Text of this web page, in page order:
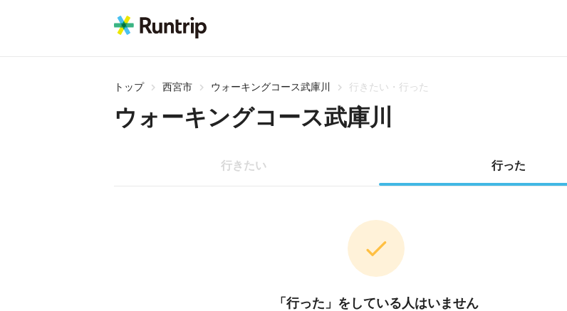
トップ 西宮市 ウォーキングコース武庫川 行きたい・行った
ウォーキングコース武庫川
行きたい 行った
「行った」をしている人はいません